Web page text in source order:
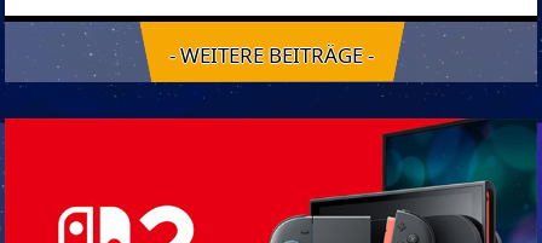
- WEITERE BEITRÄGE -